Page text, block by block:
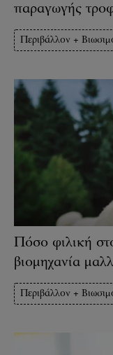
παραγωγής
Περιβάλλον +
Πόσο φιλική
βιομηχανία
Περιβάλλον +